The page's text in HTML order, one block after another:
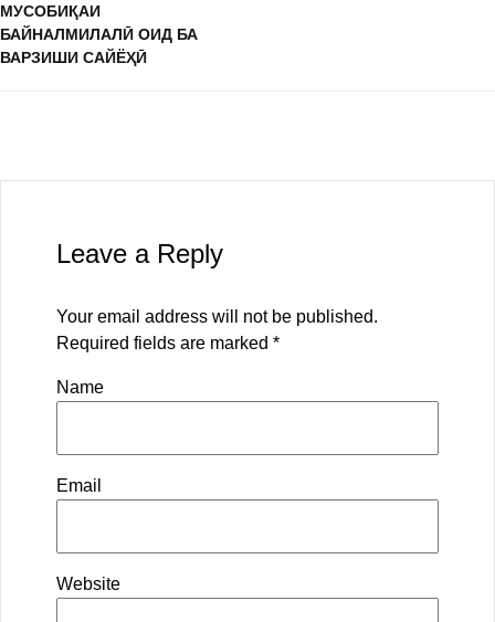
МУСОБИҚАИ
БАЙНАЛМИЛАЛӢ ОИД БА
ВАРЗИШИ САЙЁҲӢ
Leave a Reply
Your email address will not be published.
Required fields are marked *
Name
Email
Website